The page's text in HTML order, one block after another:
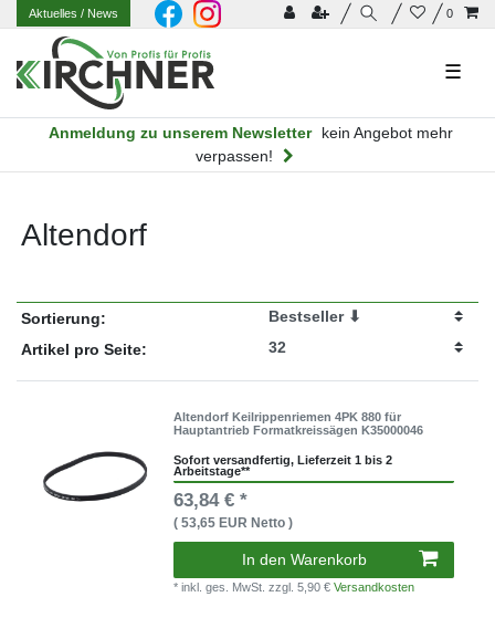
0
Aktuelles/ News
☰
Anmeldung zu unserem Newsletter
kein Angebot mehr
verpassen!
Altendorf
Sortierung:
Artikel pro Seite:
Altendorf Keilrippenriemen 4PK 880 für
Hauptantrieb Formatkreissägen K35000046
Sofort versandfertig, Lieferzeit 1 bis 2
Arbeitstage**
63,84 € *
( 53,65 EUR Netto )
In den Warenkorb
* inkl. ges. MwSt.zzgl. 5,90 €Versandkosten